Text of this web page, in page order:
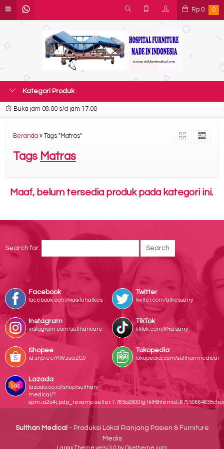
Rp 0 0
Kategori Produk
Buka jam 08.00 s/d jam 17.00
Beranda » Tags "Matras"
Tags Matras
Maaf, belum tersedia produk pada kategori ini.
Search for:
Facebook
facebook.com/wasilahalkes
Twitter
twitter.com/alkessarry
Instagram
instagram.com/sulthancare
TikTok
tiktok.com/@rd.sarry
Shopee
id.shp.ee/KWzuaZG9
Tokopedia
tokopedia.com/sulthanmedical
Lazada
lazada.co.id/shop/sulthan-
medical/?
Sulthan Medical - Produksi Lokal Ranjang Pasien & Furniture
Medis
Lapax Theme versi 3.0 by Oketheme.com